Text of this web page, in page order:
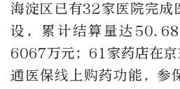
海淀区已有32家医院完成
设，累计结算量达
6067万元；61家药店在京
通医保线上购药功能，参